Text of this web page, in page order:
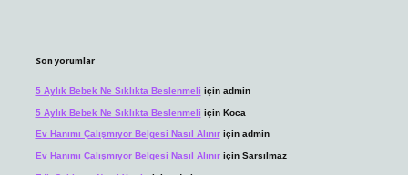
Son yorumlar
5 Aylık Bebek Ne Sıklıkta Beslenmeli için admin
5 Aylık Bebek Ne Sıklıkta Beslenmeli için Koca
Ev Hanımı Çalışmıyor Belgesi Nasıl Alınıriçin admin
Ev Hanımı Çalışmıyor Belgesi Nasıl Alınıriçin Sarsılmaz